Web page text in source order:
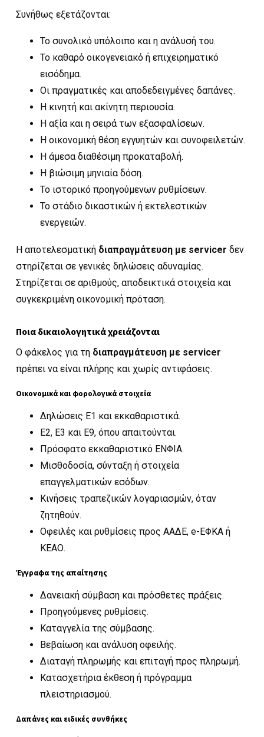
Συνήθως εξετάζονται:
Το συνολικό υπόλοιπο και η ανάλυσή του.
Το καθαρό οικογενειακό ή επιχειρηματικό
εισόδημα.
Οι πραγματικές και αποδεδειγμένες δαπάνες.
Η κινητή και ακίνητη περιουσία.
Η αξία και η σειρά των εξασφαλίσεων.
Η οικονομική θέση εγγυητών και συνοφειλετών.
Η άμεσα διαθέσιμη προκαταβολή.
Η βιώσιμη μηνιαία δόση.
Το ιστορικό προηγούμενων ρυθμίσεων.
Το στάδιο δικαστικών ή εκτελεστικών
ενεργειών.
Η αποτελεσματική διαπραγμάτευση με servicer δεν
στηρίζεται σε γενικές δηλώσεις αδυναμίας.
Στηρίζεται σε αριθμούς, αποδεικτικά στοιχεία και
συγκεκριμένη οικονομική πρόταση.
Ποια δικαιολογητικά χρειάζονται
Ο φάκελος για τη διαπραγμάτευση με servicer
πρέπει να είναι πλήρης και χωρίς αντιφάσεις.
Οικονομικά και φορολογικά στοιχεία
Δηλώσεις Ε1 και εκκαθαριστικά.
Ε2, Ε3 και Ε9, όπου απαιτούνται.
Πρόσφατο εκκαθαριστικό ΕΝΦΙΑ.
Μισθοδοσία, σύνταξη ή στοιχεία
επαγγελματικών εσόδων.
Κινήσεις τραπεζικών λογαριασμών, όταν
ζητηθούν.
Οφειλές και ρυθμίσεις προς ΑΑΔΕ, e-ΕΦΚΑ ή
ΚΕΑΟ.
Έγγραφα της απαίτησης
Δανειακή σύμβαση και πρόσθετες πράξεις.
Προηγούμενες ρυθμίσεις.
Καταγγελία της σύμβασης.
Βεβαίωση και ανάλυση οφειλής.
Διαταγή πληρωμής και επιταγή προς πληρωμή.
Κατασχετήρια έκθεση ή πρόγραμμα
πλειστηριασμού.
Δαπάνες και ειδικές συνθήκες